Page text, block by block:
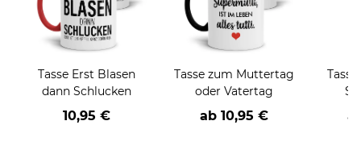
Tasse Erst Blasen
dann Schlucken
10,95 €
Tasse zum Muttertag
oder Vatertag
ab 10,95 €